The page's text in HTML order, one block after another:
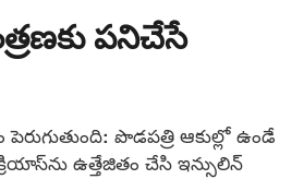
పనిచేసే
పెరుగుతుంది: పొడపత్రి ఆకుల్లో ఉండే
ఉత్తేజితం చేసి ఇన్సులిన్